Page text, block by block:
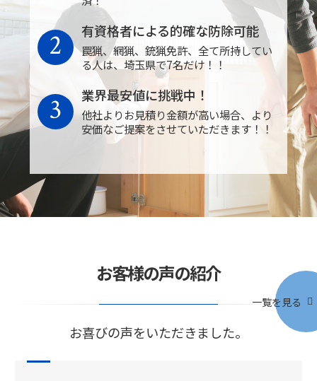
有資格者による的確な防除可能
罠猟、網猟、銃猟免許、全て所持してい
る人は、埼玉県で7名だけ！！
2
業界最安値に挑戦中！
他社よりお見積り金額が高い場合、より
安価なご提案をさせていただきます！！
3
お客様の声の紹介
お喜びの声をいただきました。
一覧を見る